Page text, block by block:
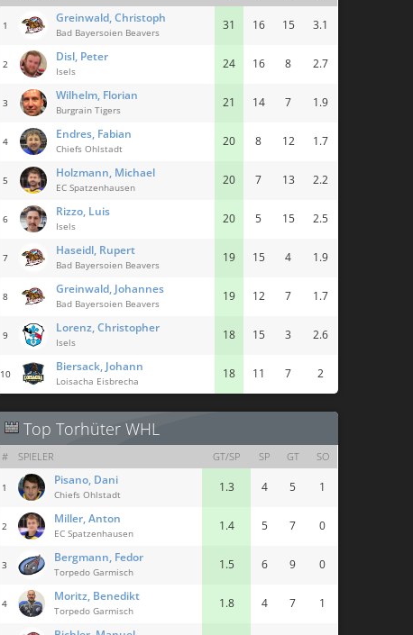
1 Greinwald, Christoph
Bad Bayersoien Beavers
31 16 15 3.1
2 Disl, Peter
Isels
24 16 8 2.7
3 Wilhelm, Florian
Burgrain Tigers
21 14 7 1.9
4 Endres, Fabian
Chiefs Ohlstadt
20 8 12 1.7
5 Holzmann, Michael
EC Spatzenhausen
20 7 13 2.2
6 Rizzo, Luis
Isels
20 5 15 2.5
7 Haseidl, Rupert
Bad Bayersoien Beavers
19 15 4 1.9
8 Greinwald, Johannes
Bad Bayersoien Beavers
19 12 7 1.7
9 Lorenz, Christopher
Isels
18 15 3 2.6
10 Biersack, Johann
Loisacha Eisbrecha
18 11 7 2
Top Torhüter WHL
# SPIELER GT/SP SP GT SO
1 Pisano, Dani
Chiefs Ohlstadt
1.3 4 5 1
2 Miller, Anton
EC Spatzenhausen
1.4 5 7 0
3 Bergmann, Fedor
Torpedo Garmisch
1.5 6 9 0
4 Moritz, Benedikt
Torpedo Garmisch
1.8 4 7 1